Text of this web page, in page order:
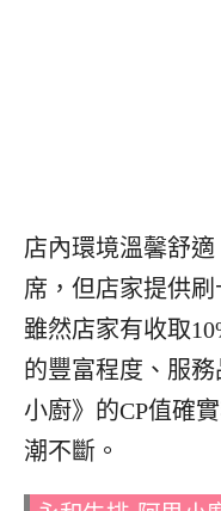
店內環境溫馨舒
席，但店家提供
雖然店家有收取
的豐富程度、服
小廚》的CP值確
潮不斷。